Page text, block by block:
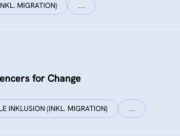
MIGRATION)
…
for Change
INKLUSION (INKL. MIGRATION) …